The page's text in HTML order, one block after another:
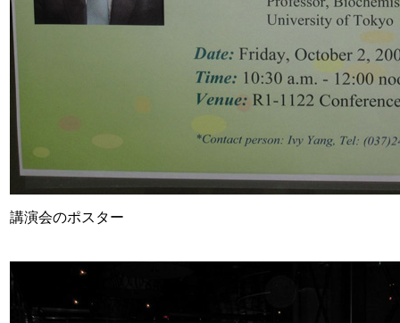
講演会のポスター